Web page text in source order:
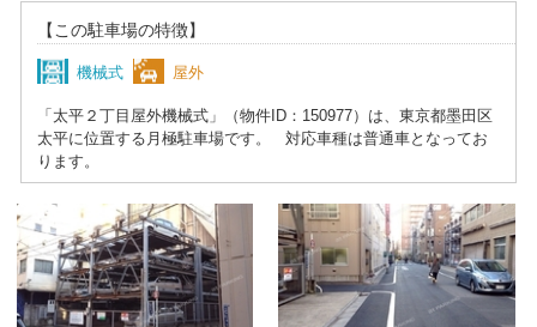
【この駐車場の特徴】
機械式 屋外
「太平２丁目屋外機械式」（物件ID：150977）は、東京都墨田区
太平に位置する月極駐車場です。 対応車種は普通車となってお
ります。